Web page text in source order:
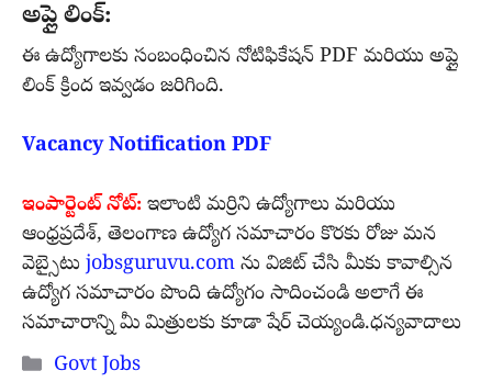
అప్లై లింక్:
ఈ ఉద్యోగాలకు సంబంధించిన నోటిఫికేషన్ PDF మరియు అప్లై
లింక్ క్రింద ఇవ్వడం జరిగింది.
Vacancy Notification PDF
ఇంపార్టెంట్ నోట్: ఇలాంటి మర్రిని ఉద్యోగాలు మరియు
ఆంధ్రప్రదేశ్, తెలంగాణ ఉద్యోగ సమాచారం కొరకు రోజు మన
వెబ్సైటుjobsguruvu.com ను విజిట్ చేసి మీకు కావాల్సిన
ఉద్యోగ సమాచారం పొంది ఉద్యోగం సాదించండి అలాగే ఈ
సమాచారాన్ని మీ మిత్రులకు కూడా షేర్ చెయ్యండి.ధన్యవాదాలు
Categories
Govt Jobs